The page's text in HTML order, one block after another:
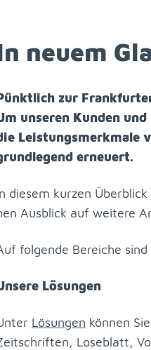
neu­em
zur
un­se­ren Kun­den
Leis­tungs­merk­ma­le
er­neu­ert.
die­sem kur­zen
Aus­blick auf wei­te­re
fol­gen­de Be­rei­che
Lö­sun­gen
Lö­sun­gen kön­nen
Lo­se­blatt,